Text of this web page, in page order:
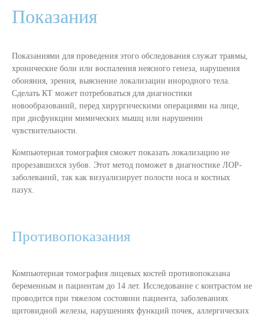
Показания
Показаниями для проведения этого обследования служат травмы,
хронические боли или воспаления неясного генеза, нарушения
обоняния, зрения, выяснение локализации инородного тела.
Сделать КТ может потребоваться для диагностики
новообразований, перед хирургическими операциями на лице,
при дисфункции мимических мышц или нарушении
чувствительности.
Компьютерная томография сможет показать локализацию не
прорезавшихся зубов. Этот метод поможет в диагностике ЛОР-
заболеваний, так как визуализирует полости носа и костных
пазух.
Противопоказания
Компьютерная томография лицевых костей противопоказана
беременным и пациентам до 14 лет. Исследование с контрастом не
проводится при тяжелом состоянии пациента, заболеваниях
щитовидной железы, нарушениях функций почек, аллергических